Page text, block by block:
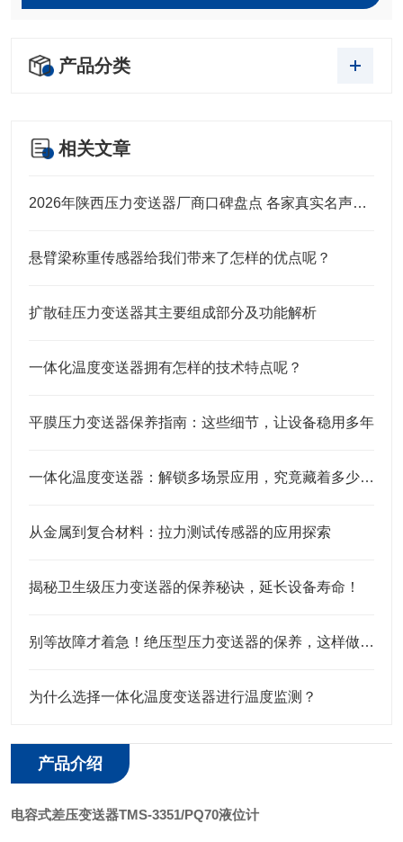
产品分类
相关文章
2026年陕西压力变送器厂商口碑盘点 各家真实名声实力全解析
悬臂梁称重传感器给我们带来了怎样的优点呢？
扩散硅压力变送器其主要组成部分及功能解析
一体化温度变送器拥有怎样的技术特点呢？
平膜压力变送器保养指南：这些细节，让设备稳用多年
一体化温度变送器：解锁多场景应用，究竟藏着多少“隐形力量”？
从金属到复合材料：拉力测试传感器的应用探索
揭秘卫生级压力变送器的保养秘诀，延长设备寿命！
别等故障才着急！绝压型压力变送器的保养，这样做才靠谱
为什么选择一体化温度变送器进行温度监测？
产品介绍
电容式差压变送器TMS-3351/PQ70液位计